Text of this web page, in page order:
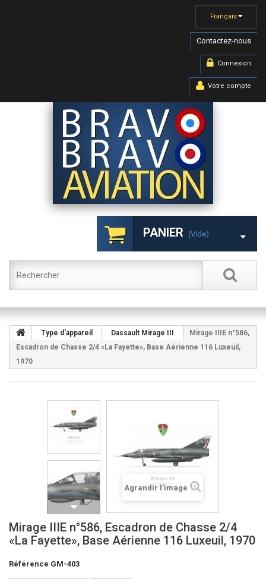
Français
Contactez-nous
Connexion
Votre compte
PANIER (vide)
Type d'appareil Dassault Mirage III
Mirage IIIE n°586,
Escadron de Chasse 2/4 «La Fayette», Base Aérienne 116 Luxeuil,
1970
Agrandir l'image
Mirage IIIE n°586, Escadron de Chasse 2/4
«La Fayette», Base Aérienne 116 Luxeuil, 1970
Référence GM-403